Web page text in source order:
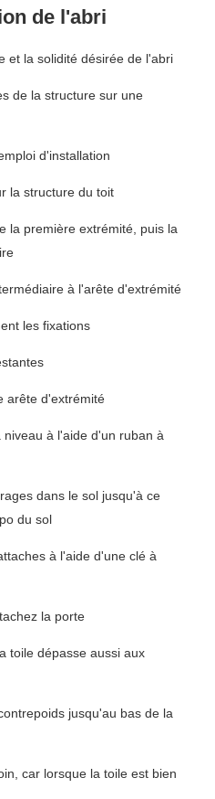
de l'abri
et la solidité désirée de l'abri
de la structure sur une
d'installation
la structure du toit
la première extrémité, puis la
à l'arête d'extrémité
les fixations
arête d'extrémité
niveau à l'aide d'un ruban à
dans le sol jusqu'à ce
du sol
à l'aide d'une clé à
la porte
toile dépasse aussi aux
jusqu'au bas de la
car lorsque la toile est bien